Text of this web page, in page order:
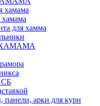
хамама
для хамма
панели, арки для курн